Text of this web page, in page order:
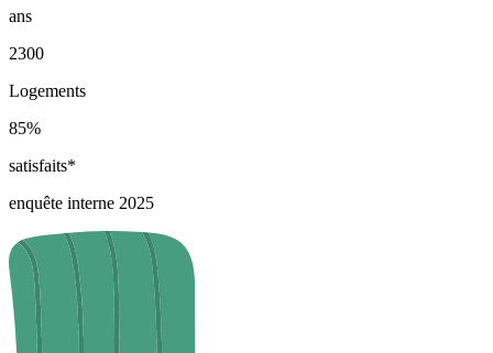
ans
2300
Logements
85%
satisfaits*
enquête interne 2025